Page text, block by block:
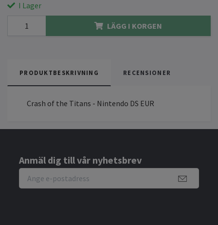
I Lager
LÄGG I KORGEN
PRODUKTBESKRIVNING RECENSIONER
Crash of the Titans - Nintendo DS EUR
Anmäl dig till vår nyhetsbrev